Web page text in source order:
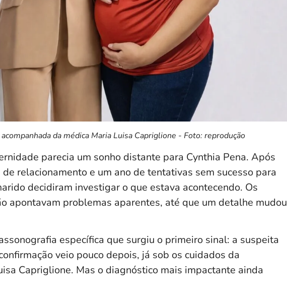
da médica Maria Luisa Capriglione - Foto: reprodução
parecia um sonho distante para Cynthia Pena. Após
relacionamento e um ano de tentativas sem sucesso para
decidiram investigar o que estava acontecendo. Os
apontavam problemas aparentes, até que um detalhe mudou
específica que surgiu o primeiro sinal: a suspeita
veio pouco depois, já sob os cuidados da
Capriglione. Mas o diagnóstico mais impactante ainda